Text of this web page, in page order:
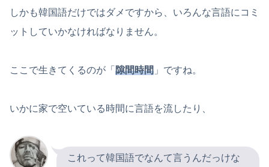
しかも韓国語だけではダメですから、いろんな言語にコミ
ットしていかなければなりません。
ここで生きてくるのが「 隙間時間 」ですね。
いかに家で空いている時間に言語を流したり、
これって韓国語でなんて言うんだっけな